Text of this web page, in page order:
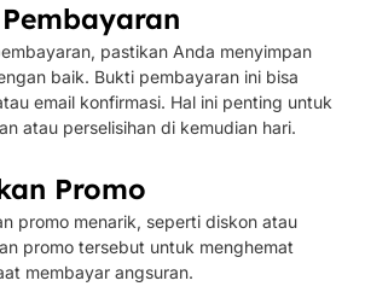
pastikan Anda menyimpan
baik. Bukti pembayaran ini bisa
email konfirmasi. Hal ini penting untuk
atau perselisihan di kemudian hari.
Promo
promo menarik, seperti diskon atau
promo tersebut untuk menghemat
membayar angsuran.